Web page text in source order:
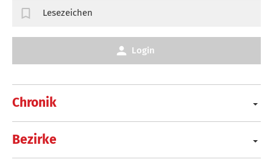
Chronik
Bezirke
Lesezeichen
Login